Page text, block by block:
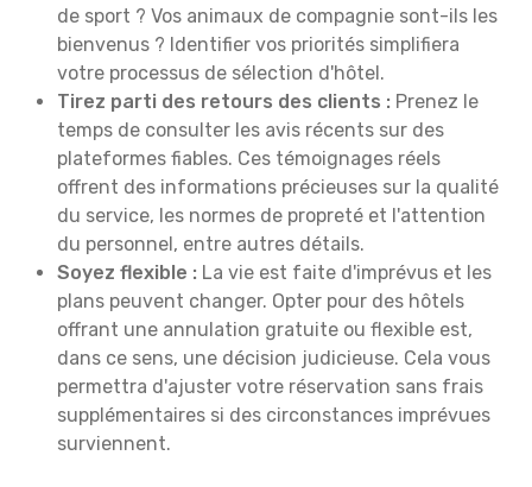
de sport ? Vos animaux de compagnie sont-ils les
bienvenus ? Identifier vos priorités simplifiera
votre processus de sélection d'hôtel.
Tirez parti des retours des clients : Prenez le
temps de consulter les avis récents sur des
plateformes fiables. Ces témoignages réels
offrent des informations précieuses sur la qualité
du service, les normes de propreté et l'attention
du personnel, entre autres détails.
Soyez flexible : La vie est faite d'imprévus et les
plans peuvent changer. Opter pour des hôtels
offrant une annulation gratuite ou flexible est,
dans ce sens, une décision judicieuse. Cela vous
permettra d'ajuster votre réservation sans frais
supplémentaires si des circonstances imprévues
surviennent.